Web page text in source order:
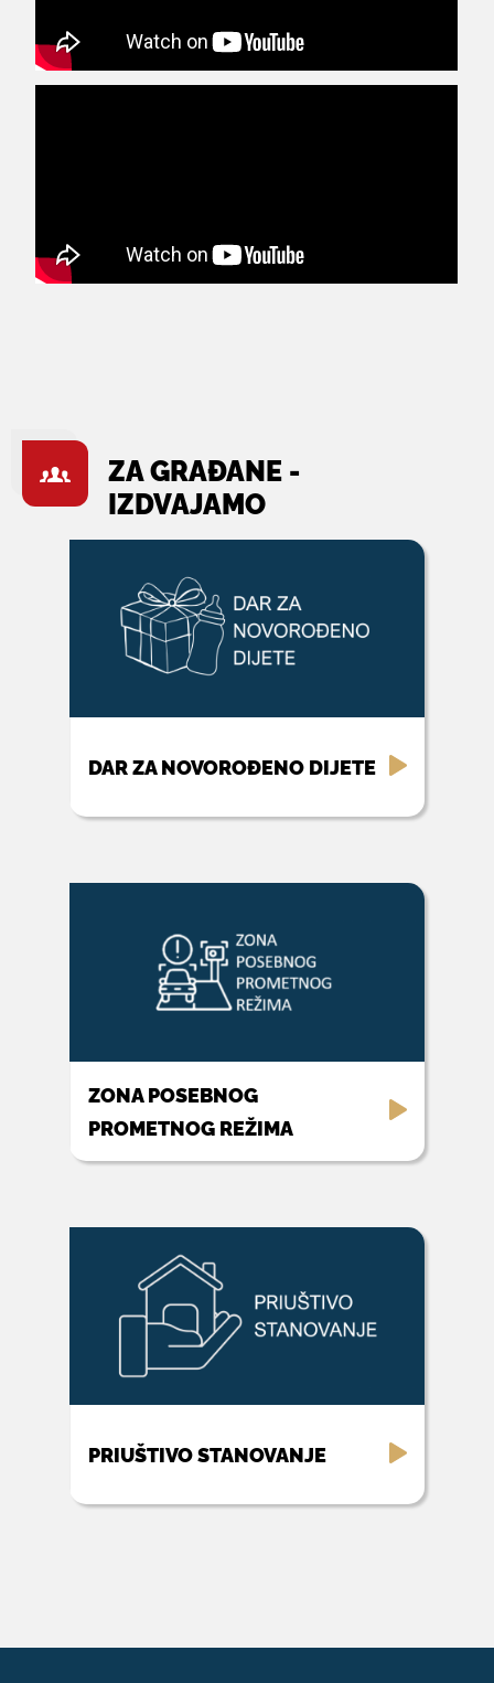
ZA GRAĐANE -
IZDVAJAMO
DAR ZA NOVOROĐENO DIJETE
ZONA POSEBNOG
PROMETNOG REŽIMA
PRIUŠTIVO STANOVANJE